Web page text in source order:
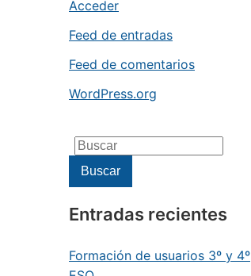
Acceder
Feed de entradas
Feed de comentarios
WordPress.org
Buscar:
Buscar
Entradas recientes
Formación de usuarios 3º y 4º